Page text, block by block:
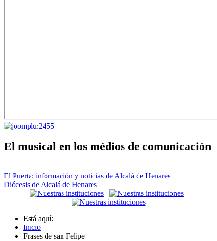
El musical en los médios de comunicación
El Puerta: información y noticias de Alcalá de Henares
Diócesis de Alcalá de Henares
Está aquí:
Inicio
Frases de san Felipe